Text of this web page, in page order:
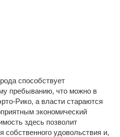
способствует
пребыванию, что можно в
Рико, а власти стараются
экономический
здесь позволит
собственного удовольствия и,